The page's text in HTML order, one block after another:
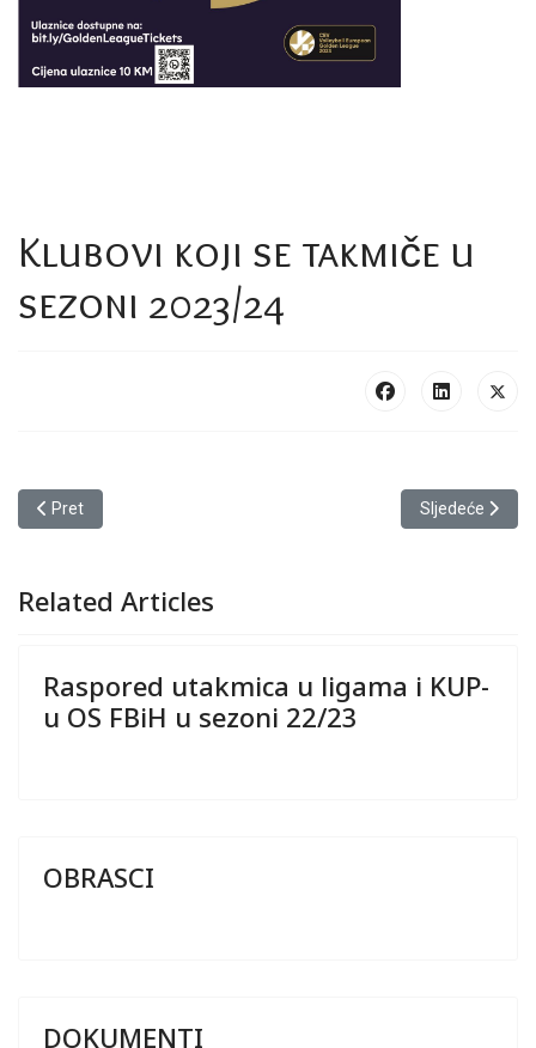
Klubovi koji se takmiče u
sezoni 2023/24
Prethodni članak: DELEGIRANJE SEZONA 2025/26
Pret Sljedeći
Sljedeće
Related Articles
Raspored utakmica u ligama i KUP-
u OS FBiH u sezoni 22/23
OBRASCI
DOKUMENTI